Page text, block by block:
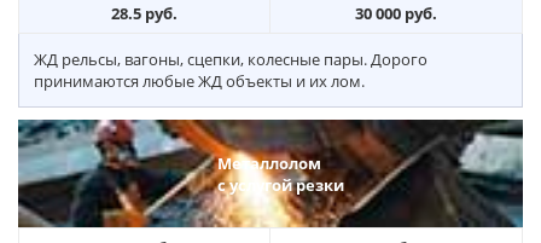
28.5 руб. 30 000 руб.
ЖД рельсы, вагоны, сцепки, колесные пары. Дорого
принимаются любые ЖД объекты и их лом.
Металлолом
с услугой резки